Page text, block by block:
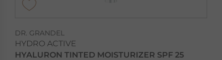
DR. GRANDEL
HYDRO ACTIVE
HYALURON TINTED MOISTURIZER SPF 25